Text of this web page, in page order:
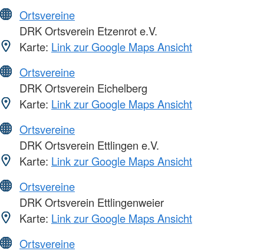
Ortsvereine
DRK Ortsverein Etzenrot e.V.
Karte: Link zur Google Maps Ansicht
Ortsvereine
DRK Ortsverein Eichelberg
Karte: Link zur Google Maps Ansicht
Ortsvereine
DRK Ortsverein Ettlingen e.V.
Karte: Link zur Google Maps Ansicht
Ortsvereine
DRK Ortsverein Ettlingenweier
Karte: Link zur Google Maps Ansicht
Ortsvereine